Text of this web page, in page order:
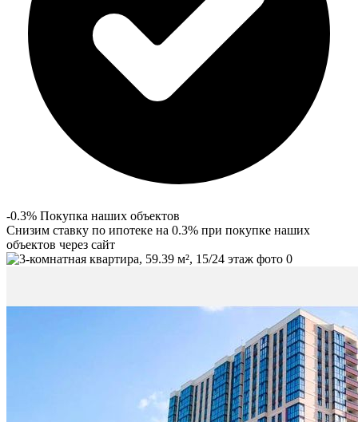
-0.3% Покупка наших объектов
Снизим ставку по ипотеке на 0.3% при покупке наших
объектов через сайт